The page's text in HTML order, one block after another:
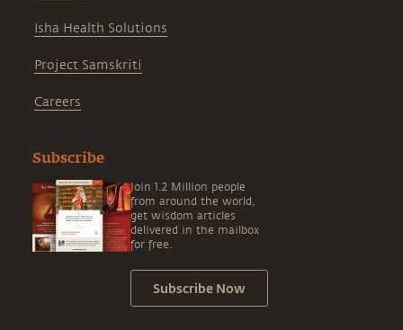
Isha Health Solutions
Project Samskriti
Careers
Subscribe
Join 1.2 Million people
from around the world,
get wisdom articles
delivered in the mailbox
for free.
Subscribe Now